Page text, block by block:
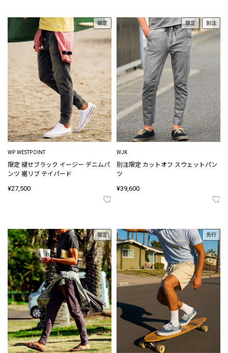
限定
WP WESTPOINT
限定 褪せブラック イージー デニムパ
ンツ 裾リブ テイパード
¥27,500
限定 別注
WJK
別注限定 カットオフ スウェットパン
ツ
¥39,600
限定 先行